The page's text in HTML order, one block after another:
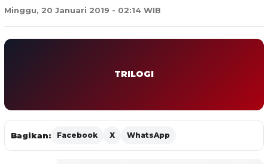
Minggu, 20 Januari 2019 - 02:14 WIB
TRILOGI
Bagikan: Facebook X WhatsApp